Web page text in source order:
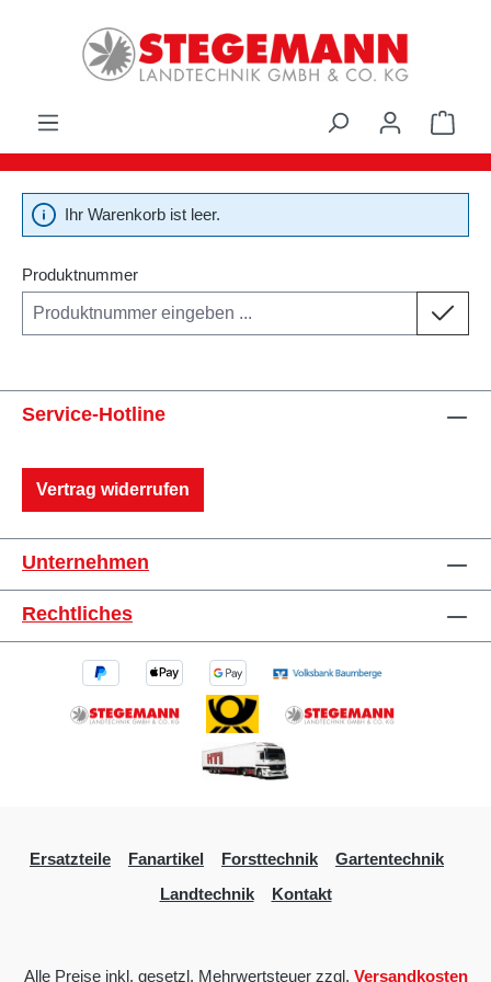
Zum Hauptinhalt springen
Ihr Warenkorb ist leer.
Produktnummer
Service-Hotline
Vertrag widerrufen
Unternehmen
Rechtliches
Ersatzteile Fanartikel Forsttechnik
Gartentechnik
Landtechnik
Kontakt
Alle Preise inkl. gesetzl. Mehrwertsteuer zzgl. Versandkosten